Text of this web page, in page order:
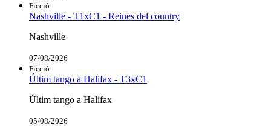
Ficció
Nashville - T1xC1 - Reines del country
Nashville
07/08/2026
Ficció
Últim tango a Halifax - T3xC1
Últim tango a Halifax
05/08/2026